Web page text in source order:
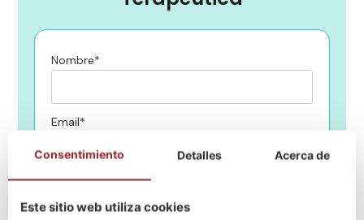
Nombre*
Email*
Teléfono*
Consentimiento Detalles Acerca de
Este sitio web utiliza cookies